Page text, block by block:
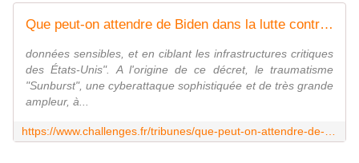
Que peut-on attendre de Biden dans la lutte contre l'hégémonie des GAFA?
données sensibles, et en ciblant les infrastructures critiques
des États-Unis". A l'origine de ce décret, le traumatisme
"Sunburst", une cyberattaque sophistiquée et de très grande
ampleur, à...